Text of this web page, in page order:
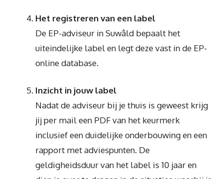
Het registreren van een label
De EP-adviseur in Suwâld bepaalt het
uiteindelijke label en legt deze vast in de EP-
online database.
Inzicht in jouw label
Nadat de adviseur bij je thuis is geweest krijg
jij per mail een PDF van het keurmerk
inclusief een duidelijke onderbouwing en een
rapport met adviespunten. De
geldigheidsduur van het label is 10 jaar en